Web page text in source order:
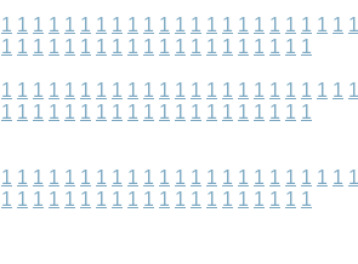
1 1 1 1 1 1 1 1 1 1 1 1 1 1 1 1 1 1 1 1 1 1 1
1 1 1 1 1 1 1 1 1 1 1 1 1 1 1 1 1 1 1 1
1 1 1 1 1 1 1 1 1 1 1 1 1 1 1 1 1 1 1 1 1 1 1
1 1 1 1 1 1 1 1 1 1 1 1 1 1 1 1 1 1 1 1
1 1 1 1 1 1 1 1 1 1 1 1 1 1 1 1 1 1 1 1 1 1 1
1 1 1 1 1 1 1 1 1 1 1 1 1 1 1 1 1 1 1 1